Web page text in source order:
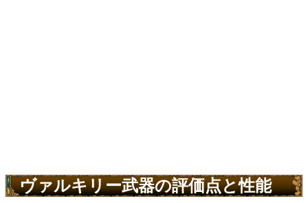
ヴァルキリー武器の評価点と性能